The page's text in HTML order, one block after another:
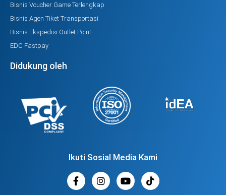
Bisnis Voucher Game Terlengkap
Bisnis Agen Tiket Transportasi
Bisnis Ekspedisi Outlet Point
EDC Fastpay
Didukung oleh
Ikuti Sosial Media Kami